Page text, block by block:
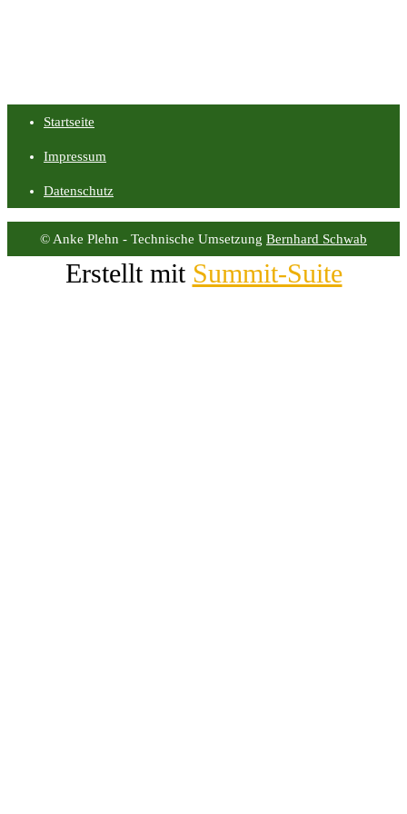
Startseite
Impressum
Datenschutz
© Anke Plehn - Technische Umsetzung Bernhard Schwab
Erstellt mit Summit-Suite